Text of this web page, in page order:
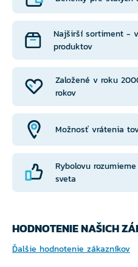
Založené v roku
rokov
Možnosť vrátenia
Najširší sortiment -
produktov
Rybolovu
sveta
HODNOTENIE NAŠICH
Ďalšie hodnotenie zákazníkov